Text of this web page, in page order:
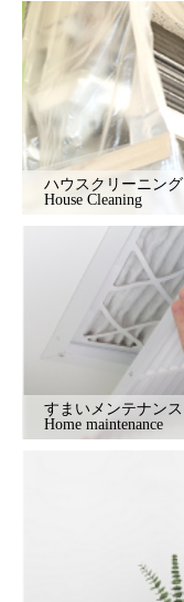
ハウスクリーニング
House Cleaning
すまいメンテナンス
Home maintenance